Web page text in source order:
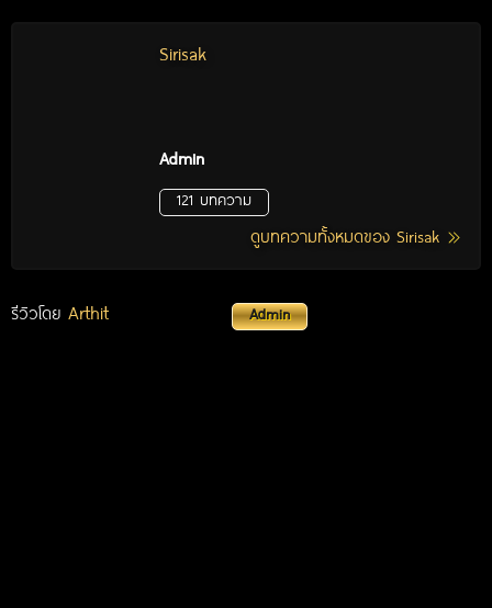
Sirisak
Admin
121 บทความ
ดูบทความทั้งหมดของ Sirisak
รีวิวโดย Arthit Admin